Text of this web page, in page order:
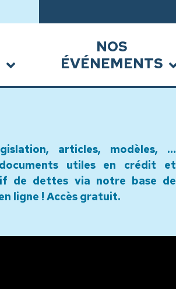
NOS
ÉVÉNEMENTS
articles, modèles, …
utiles en crédit et
de dettes via notre base de
ligne ! Accès gratuit.